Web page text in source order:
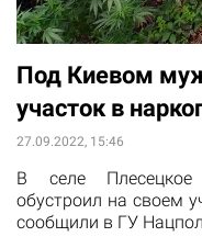
Под Киевом
участок в
27.09.2022, 15:46
В селе
обустроил на своем
сообщили в ГУ